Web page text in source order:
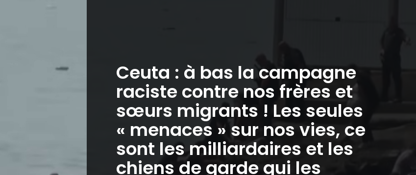
Ceuta : à bas la campagne
raciste contre nos frères et
sœurs migrants ! Les seules
« menaces » sur nos vies, ce
sont les milliardaires et les
chiens de garde qui les